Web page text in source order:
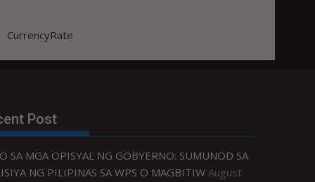
CurrencyRate
Post
SA MGA OPISYAL NG GOBYERNO: SUMUNOD SA
NG PILIPINAS SA WPS O MAGBITIW August